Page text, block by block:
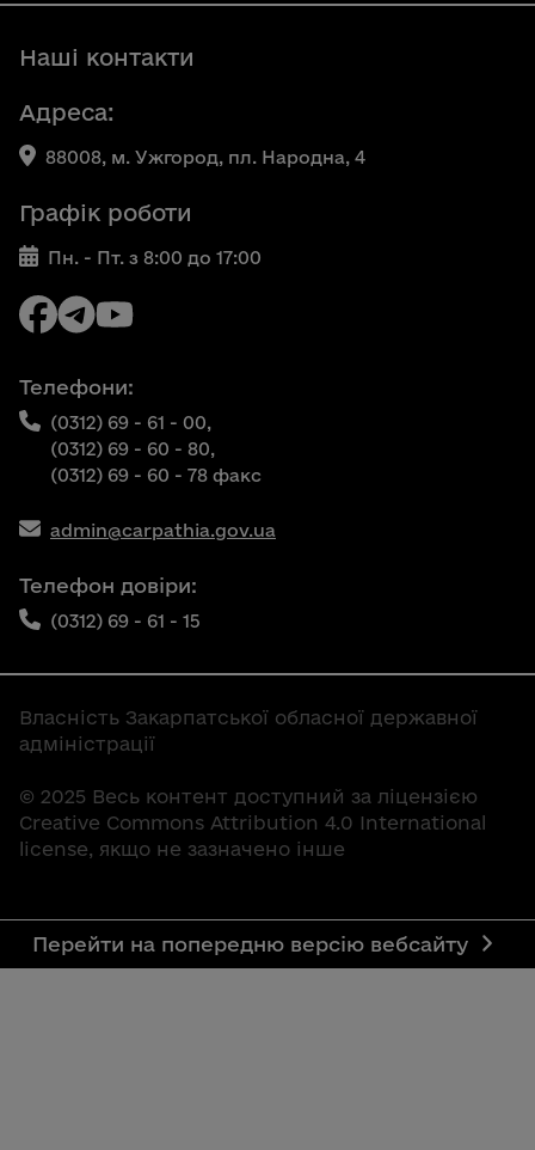
Наші контакти
Адреса:
88008, м. Ужгород, пл. Народна, 4
Графік роботи
Пн. - Пт. з 8:00 до 17:00
Телефони:
(0312) 69 - 61 - 00,
(0312) 69 - 60 - 80,
(0312) 69 - 60 - 78 факс
admin@carpathia.gov.ua
Телефон довіри:
(0312) 69 - 61 - 15
Власність Закарпатської обласної державної
адміністрації
© 2025 Весь контент доступний за ліцензією
Creative Commons Attribution 4.0 International
license, якщо не зазначено інше
Перейти на попередню версію вебсайту